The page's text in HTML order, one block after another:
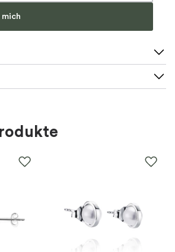
7340108818132